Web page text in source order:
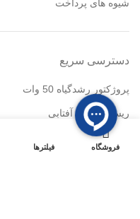
شیوه های پرداخت
دسترسی سریع
پروژکتور رشدگیاه 50 وات
ریسه شلنگی آفتابی
چراغ استخری
فروشگاه فیلترها